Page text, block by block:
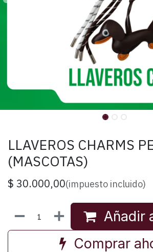
LLAVEROS CHARMS
(MASCOTAS)
$ 30.000,00(impuesto incluido)
Añadir
Comprar